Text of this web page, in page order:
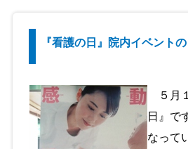
『看護の日』院内イベント
５月
日』で
なって